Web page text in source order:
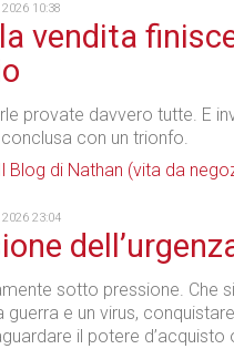
10:38
vendita
provate davvero tutte. E
con un trionfo.
Il Blog di Nathan (vita da
23:04
sotto pressione. Che
guerra e un virus,
il potere